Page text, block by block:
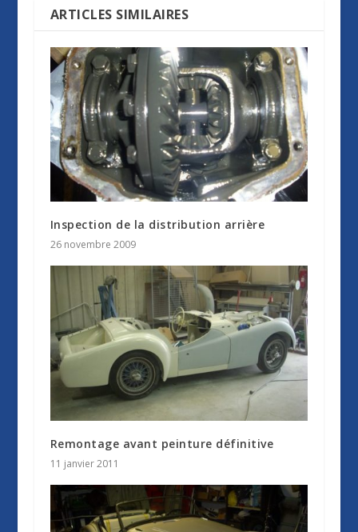
ARTICLES SIMILAIRES
Inspection de la distribution arrière
26 novembre 2009
Remontage avant peinture définitive
11 janvier 2011